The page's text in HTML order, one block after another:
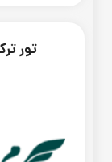
تور ترکیه